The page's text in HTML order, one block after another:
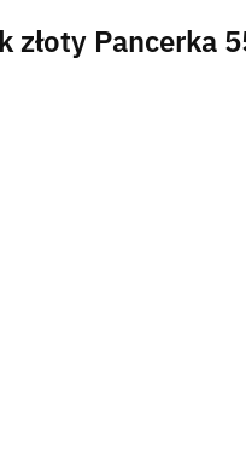
złoty Pancerka